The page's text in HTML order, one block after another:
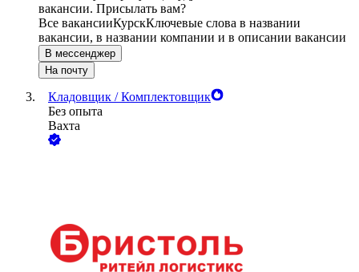
вакансии. Присылать вам?
Все вакансииКурскКлючевые слова в названии
вакансии, в названии компании и в описании вакансии
В мессенджер
На почту
Кладовщик / Комплектовщик
Без опыта
Вахта